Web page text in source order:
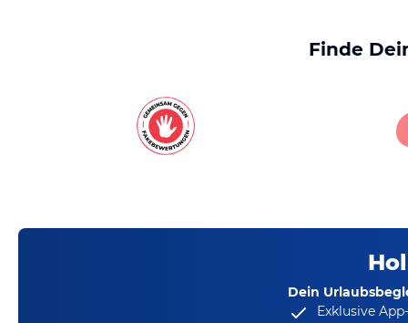
Finde
Dein
Exklusive